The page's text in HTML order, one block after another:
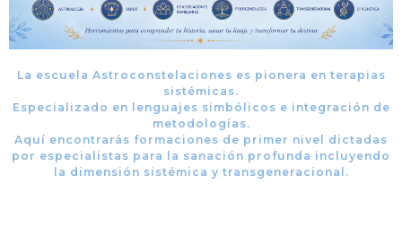
La escuela Astroconstelaciones es pionera en terapias
sistémicas.
Especializado en lenguajes simbólicos e integración de
metodologías.
Aquí encontrarás formaciones de primer nivel dictadas
por especialistas para la sanación profunda incluyendo
la dimensión sistémica y transgeneracional.